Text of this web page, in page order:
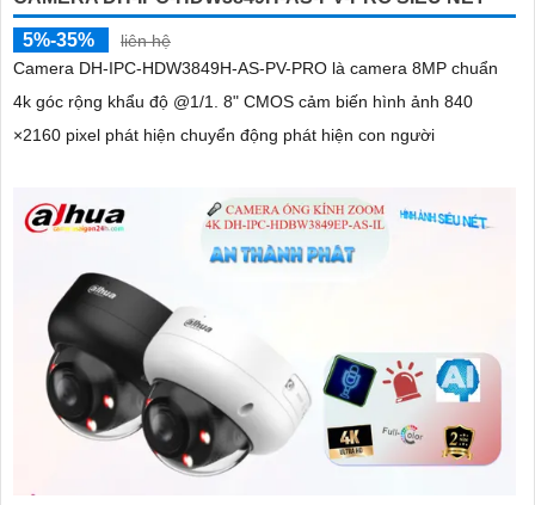
5%-35%
liên hệ
Camera DH-IPC-HDW3849H-AS-PV-PRO là camera 8MP chuẩn
4k góc rộng khẩu độ @1/1. 8" CMOS cảm biến hình ảnh 840
×2160 pixel phát hiện chuyển động phát hiện con người